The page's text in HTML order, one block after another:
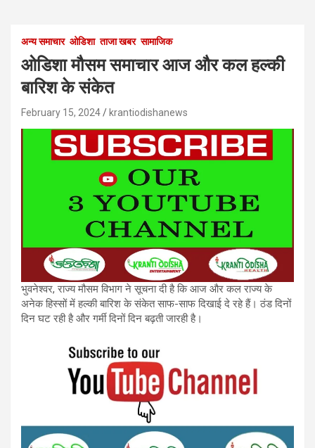
अन्य समाचार ओडिशा ताजा खबर सामाजिक
ओडिशा मौसम समाचार आज और कल हल्की
बारिश के संकेत
February 15, 2024 krantiodishanews
भुवनेश्वर, राज्य मौसम विभाग ने सूचना दी है कि आज और कल राज्य के
अनेक हिस्सों में हल्की बारिश के संकेत साफ-साफ दिखाई दे रहे हैं। ठंड दिनों
दिन घट रही है और गर्मी दिनों दिन बढ़ती जारही है।